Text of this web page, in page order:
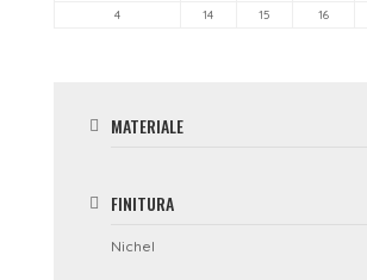
4
14 15 16
MATERIALE
FINITURA
Nichel